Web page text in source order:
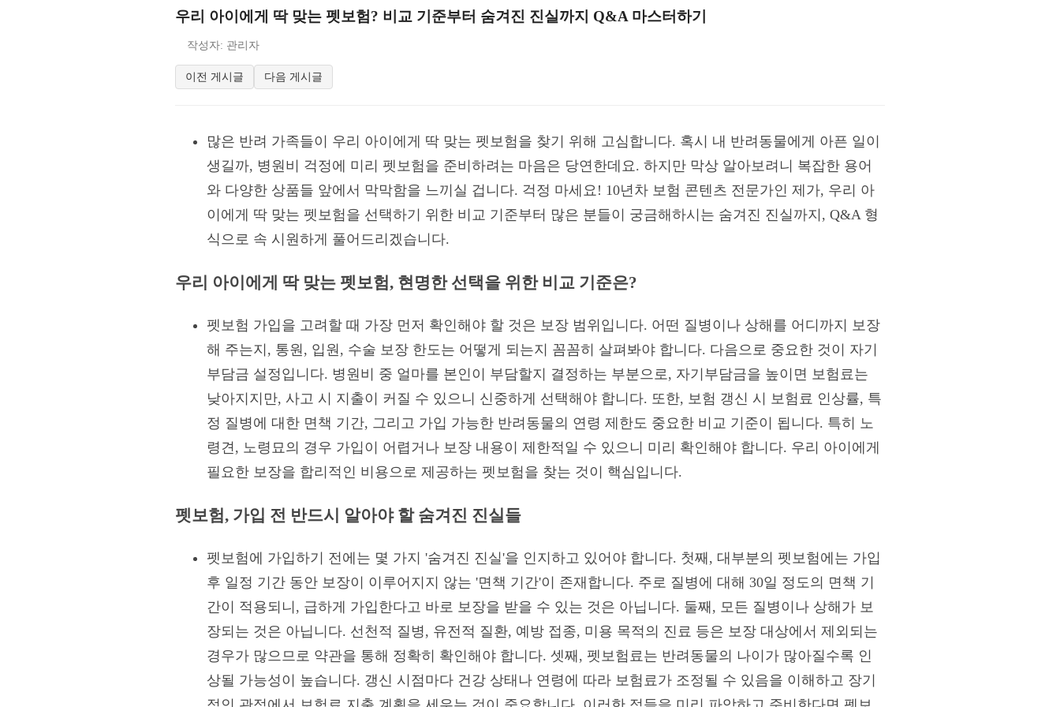
우리 아이에게 딱 맞는 펫보험? 비교 기준부터 숨겨진 진실까지 Q&A 마스터하기
작성자: 관리자
이전 게시글 다음 게시글
많은 반려 가족들이 우리 아이에게 딱 맞는 펫보험을 찾기 위해 고심합니다. 혹시 내 반려동물에게 아픈 일이
생길까, 병원비 걱정에 미리 펫보험을 준비하려는 마음은 당연한데요. 하지만 막상 알아보려니 복잡한 용어
와 다양한 상품들 앞에서 막막함을 느끼실 겁니다. 걱정 마세요! 10년차 보험 콘텐츠 전문가인 제가, 우리 아
이에게 딱 맞는 펫보험을 선택하기 위한 비교 기준부터 많은 분들이 궁금해하시는 숨겨진 진실까지, Q&A 형
식으로 속 시원하게 풀어드리겠습니다.
우리 아이에게 딱 맞는 펫보험, 현명한 선택을 위한 비교 기준은?
펫보험 가입을 고려할 때 가장 먼저 확인해야 할 것은 보장 범위입니다. 어떤 질병이나 상해를 어디까지 보장
해 주는지, 통원, 입원, 수술 보장 한도는 어떻게 되는지 꼼꼼히 살펴봐야 합니다. 다음으로 중요한 것이 자기
부담금 설정입니다. 병원비 중 얼마를 본인이 부담할지 결정하는 부분으로, 자기부담금을 높이면 보험료는
낮아지지만, 사고 시 지출이 커질 수 있으니 신중하게 선택해야 합니다. 또한, 보험 갱신 시 보험료 인상률, 특
정 질병에 대한 면책 기간, 그리고 가입 가능한 반려동물의 연령 제한도 중요한 비교 기준이 됩니다. 특히 노
령견, 노령묘의 경우 가입이 어렵거나 보장 내용이 제한적일 수 있으니 미리 확인해야 합니다. 우리 아이에게
필요한 보장을 합리적인 비용으로 제공하는 펫보험을 찾는 것이 핵심입니다.
펫보험, 가입 전 반드시 알아야 할 숨겨진 진실들
펫보험에 가입하기 전에는 몇 가지 '숨겨진 진실'을 인지하고 있어야 합니다. 첫째, 대부분의 펫보험에는 가입
후 일정 기간 동안 보장이 이루어지지 않는 '면책 기간'이 존재합니다. 주로 질병에 대해 30일 정도의 면책 기
간이 적용되니, 급하게 가입한다고 바로 보장을 받을 수 있는 것은 아닙니다. 둘째, 모든 질병이나 상해가 보
장되는 것은 아닙니다. 선천적 질병, 유전적 질환, 예방 접종, 미용 목적의 진료 등은 보장 대상에서 제외되는
경우가 많으므로 약관을 통해 정확히 확인해야 합니다. 셋째, 펫보험료는 반려동물의 나이가 많아질수록 인
상될 가능성이 높습니다. 갱신 시점마다 건강 상태나 연령에 따라 보험료가 조정될 수 있음을 이해하고 장기